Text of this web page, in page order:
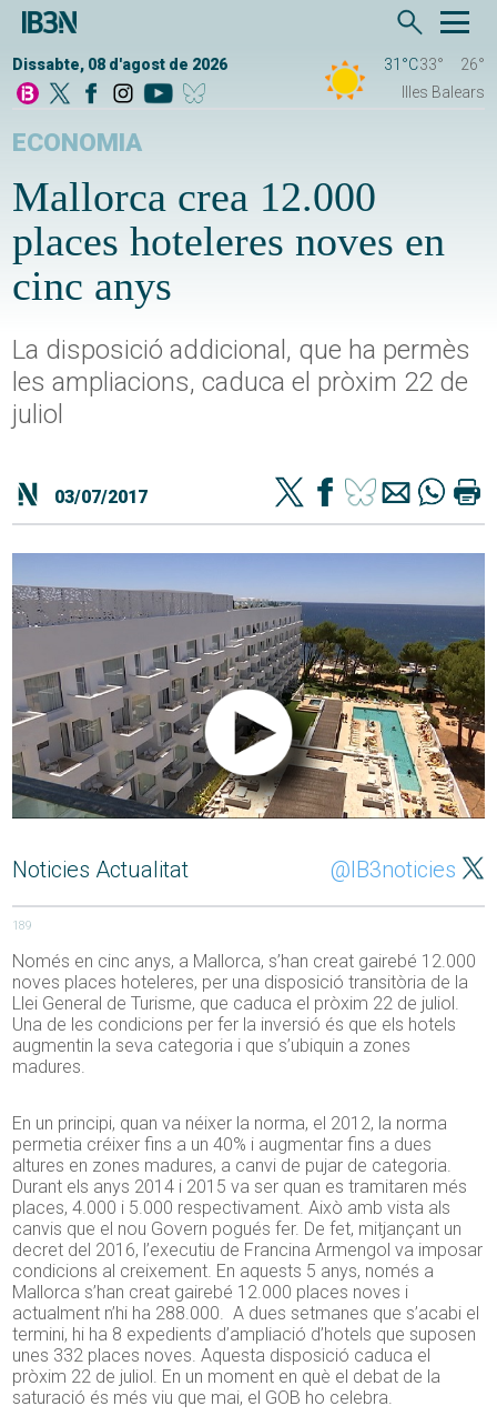
Dissabte, 08 d'agost de 2026 31°C33°
26°
Illes Balears
ECONOMIA
Mallorca crea 12.000
places hoteleres noves en
cinc anys
La disposició addicional, que ha permès
les ampliacions, caduca el pròxim 22 de
juliol
03/07/2017
Noticies Actualitat @IB3noticies
189
Només en cinc anys, a Mallorca, s’han creat gairebé 12.000
noves places hoteleres, per una disposició transitòria de la
Llei General de Turisme, que caduca el pròxim 22 de juliol.
Una de les condicions per fer la inversió és que els hotels
augmentin la seva categoria i que s’ubiquin a zones
madures.
En un principi, quan va néixer la norma, el 2012, la norma
permetia créixer fins a un 40% i augmentar fins a dues
altures en zones madures, a canvi de pujar de categoria.
Durant els anys 2014 i 2015 va ser quan es tramitaren més
places, 4.000 i 5.000 respectivament. Això amb vista als
canvis que el nou Govern pogués fer. De fet, mitjançant un
decret del 2016, l’executiu de Francina Armengol va imposar
condicions al creixement. En aquests 5 anys, només a
Mallorca s’han creat gairebé 12.000 places noves i
actualment n’hi ha 288.000. A dues setmanes que s’acabi el
termini, hi ha 8 expedients d’ampliació d’hotels que suposen
unes 332 places noves. Aquesta disposició caduca el
pròxim 22 de juliol. En un moment en què el debat de la
saturació és més viu que mai, el GOB ho celebra.